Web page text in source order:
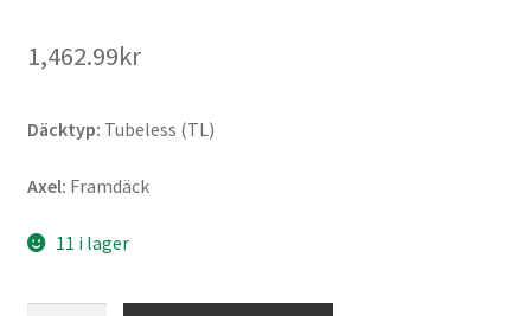
1,462.99kr
Däcktyp: Tubeless (TL)
Axel: Framdäck
11 i lager